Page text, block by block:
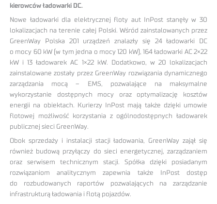
kierowców ładowarki DC.
Nowe ładowarki dla elektrycznej floty aut InPost stanęły w 30
lokalizacjach na terenie całej Polski. Wśród zainstalowanych przez
GreenWay Polska 201 urządzeń znalazły się 24 ładowarki DC
o mocy 60 kW (w tym jedna o mocy 120 kW), 164 ładowarki AC 2×22
kW i 13 ładowarek AC 1×22 kW. Dodatkowo, w 20 lokalizacjach
zainstalowane zostały przez GreenWay rozwiązania dynamicznego
zarządzania mocą – EMS, pozwalające na maksymalne
wykorzystanie dostępnych mocy oraz optymalizację kosztów
energii na obiektach. Kurierzy InPost mają także dzięki umowie
flotowej możliwość korzystania z ogólnodostępnych ładowarek
publicznej sieci GreenWay.
Obok sprzedaży i instalacji stacji ładowania, GreenWay zajął się
również budową przyłączy do sieci energetycznej, zarządzaniem
oraz serwisem technicznym stacji. Spółka dzięki posiadanym
rozwiązaniom analitycznym zapewnia także InPost dostęp
do rozbudowanych raportów pozwalających na zarządzanie
infrastrukturą ładowania i flotą pojazdów.